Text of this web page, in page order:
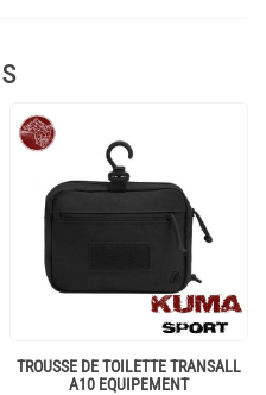
TROUSSE DE TOILETTE TRANSALL
A10 EQUIPEMENT